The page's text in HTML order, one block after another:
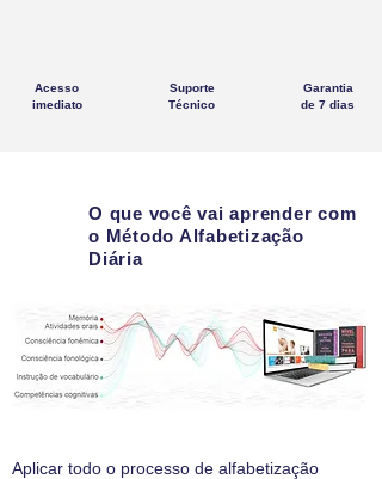
Acesso
imediato
Suporte
Técnico
Garantia
de 7 dias
O que você vai aprender com
o Método Alfabetização
Diária
Aplicar todo o processo de alfabetização